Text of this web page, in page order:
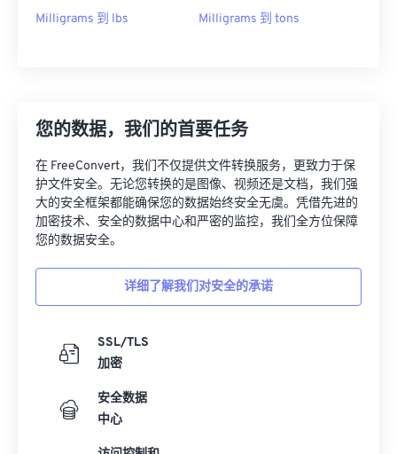
Milligrams 到 lbs Milligrams 到 tons
您的数据，我们的首要任务
在 FreeConvert，我们不仅提供文件转换服务，更致力于保
护文件安全。无论您转换的是图像、视频还是文档，我们强
大的安全框架都能确保您的数据始终安全无虞。凭借先进的
加密技术、安全的数据中心和严密的监控，我们全方位保障
您的数据安全。
详细了解我们对安全的承诺
SSL/TLS
加密
安全数据
中心